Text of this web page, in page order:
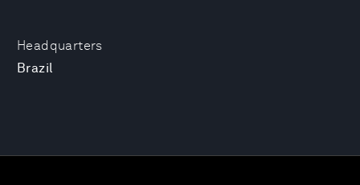
Headquarters
Brazil